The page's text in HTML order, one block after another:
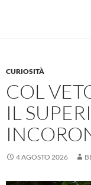
CURIOSITÀ
COL
IL
4 AGOSTO 2026